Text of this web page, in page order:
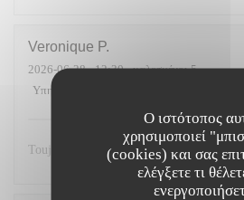
Ο ιστότοπος
χρησιμοποιεί
(cookies) και σας
ελέγξετε τι
Veronique P
2026-06-28- 12:30 - καλεσμένοι 5
Υπηρεσία
Toujours excellent et un accueil